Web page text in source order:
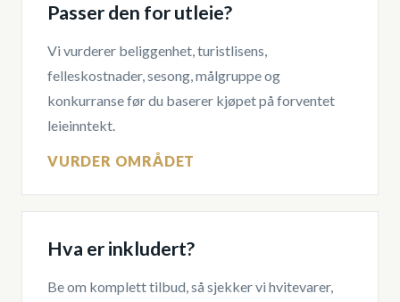
Passer den for utleie?
Vi vurderer beliggenhet, turistlisens,
felleskostnader, sesong, målgruppe og
konkurranse før du baserer kjøpet på forventet
leieinntekt.
VURDER OMRÅDET
Hva er inkludert?
Be om komplett tilbud, så sjekker vi hvitevarer,